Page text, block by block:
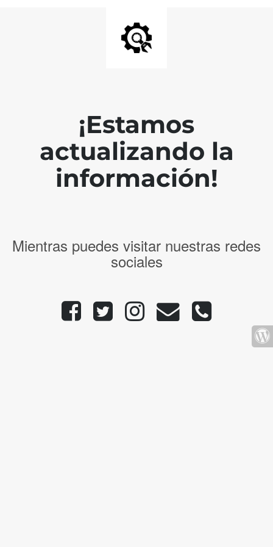
¡Estamos
actualizando la
información!
Mientras puedes visitar nuestras redes
sociales